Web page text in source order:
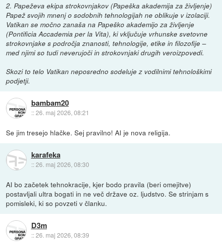
2. Papeževa ekipa strokovnjakov (Papeška akademija za življenje)
Papež svojih mnenj o sodobnih tehnologijah ne oblikuje v izolaciji.
Vatikan se močno zanaša na Papeško akademijo za življenje
(Pontificia Accademia per la Vita), ki vključuje vrhunske svetovne
strokovnjake s področja znanosti, tehnologije, etike in filozofije –
med njimi so tudi neverujoči in strokovnjaki drugih veroizpovedi.
Skozi to telo Vatikan neposredno sodeluje z vodilnimi tehnološkimi
podjetji.
bambam20
::26. maj 2026, 08:21
Se jim tresejo hlačke. Sej pravilno! AI je nova religija.
karafeka
::26. maj 2026, 08:30
AI bo začetek tehnokracije, kjer bodo pravila (beri omejitve)
postavljali ultra bogati in ne več države oz. ljudstvo. Se strinjam s
pomisleki, ki so povzeti v članku.
D3m
::26. maj 2026, 08:39